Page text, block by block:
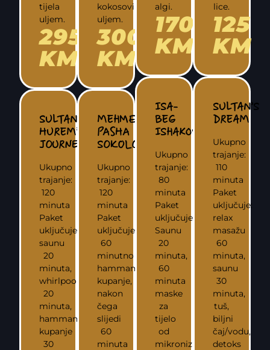
tijela
uljem.
295
KM
SULTAN
HUREM’S
JOURNEY
Ukupno
trajanje:
120
minuta
Paket
uključuje:
saunu
20
minuta,
whirlpool
20
minuta,
hammamsko
kupanje
30
kokosovim
uljem.
300
KM
MEHMED
PASHA
SOKOLOVIĆ
Ukupno
trajanje:
120
minuta
Paket
uključuje:
60
minutno
hammamsko
kupanje,
nakon
čega
slijedi
60
minuta
algi.
170
KM
ISA-
BEG
ISHAKOVIĆ
Ukupno
trajanje:
80
minuta
Paket
uključuje:
Saunu
20
minuta,
60
minuta
maske
za
tijelo
od
mikroniziranih
lice.
125
KM
SULTAN’S
DREAM
Ukupno
trajanje:
110
minuta
Paket
uključuje:
relax
masažu
60
minuta,
saunu
30
minuta,
tuš,
biljni
čaj/vodu,
detoks